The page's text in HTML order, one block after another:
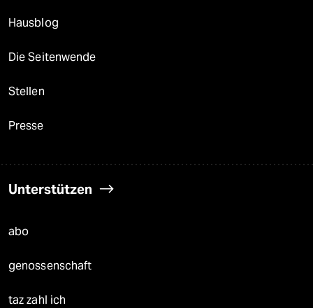
Hausblog
Die Seitenwende
Stellen
Presse
Unterstützen
abo
genossenschaft
taz zahl ich